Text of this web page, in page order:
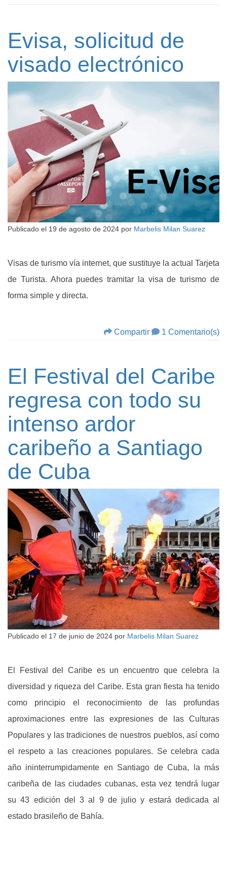
Evisa, solicitud de
visado electrónico
Publicado el 19 de agosto de 2024 por Marbelis Milan Suarez
Visas de turismo vía internet, que sustituye la actual Tarjeta
de Turista. Ahora puedes tramitar la visa de turismo de
forma simple y directa.
Compartir 1 Comentario(s)
El Festival del Caribe
regresa con todo su
intenso ardor
caribeño a Santiago
de Cuba
Publicado el 17 de junio de 2024 por Marbelis Milan Suarez
El Festival del Caribe es un encuentro que celebra la
diversidad y riqueza del Caribe. Esta gran fiesta ha tenido
como principio el reconocimiento de las profundas
aproximaciones entre las expresiones de las Culturas
Populares y las tradiciones de nuestros pueblos, así como
el respeto a las creaciones populares. Se celebra cada
año ininterrumpidamente en Santiago de Cuba, la más
caribeña de las ciudades cubanas, esta vez tendrá lugar
su 43 edición del 3 al 9 de julio y estará dedicada al
estado brasileño de Bahía.